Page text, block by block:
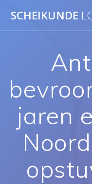
SCHEIKUNDE
jaren